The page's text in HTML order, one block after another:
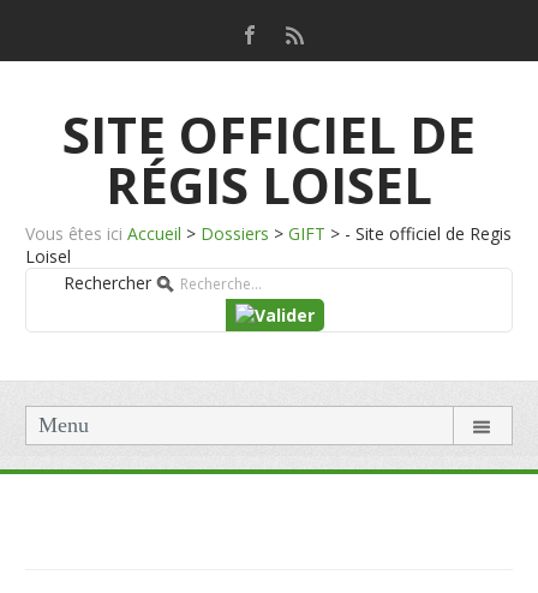
SITE OFFICIEL DE
RÉGIS LOISEL
Vous êtes ici Accueil > Dossiers > GIFT > - Site officiel de Regis
Loisel
Rechercher
Menu